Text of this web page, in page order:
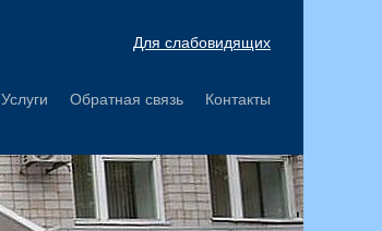
Для слабовидящих
Услуги Обратная связь Контакты